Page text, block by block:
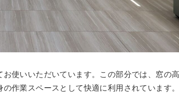
使いいただいています。この部分では、窓の
作業スペースとして快適に利用されています